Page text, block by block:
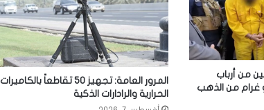
من أرباب
2 كيلو غرام من الذهب
المرور العامة: تجهيز 50 تقاطعاً بالكاميرات
الحرارية والرادارات الذكية